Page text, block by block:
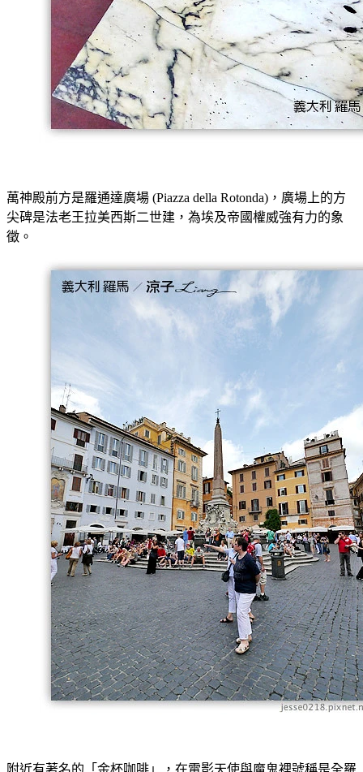
萬神殿前方是羅通達廣場 (Piazza della Rotonda)，廣場上的方
尖碑是法老王拉美西斯二世建，為埃及帝國權威強有力的象
徵。